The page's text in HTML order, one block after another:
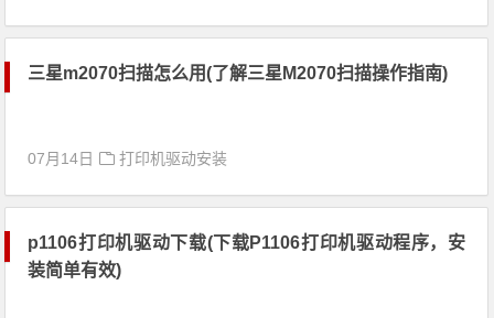
三星m2070扫描怎么用(了解三星M2070扫描操作指南)
07月14日 打印机驱动安装
p1106打印机驱动下载(下载P1106打印机驱动程序，安
装简单有效)